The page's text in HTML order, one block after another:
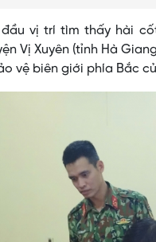
vị trí tìm thấy hài
Vị Xuyên (tỉnh Hà
vệ biên giới phía Bắc